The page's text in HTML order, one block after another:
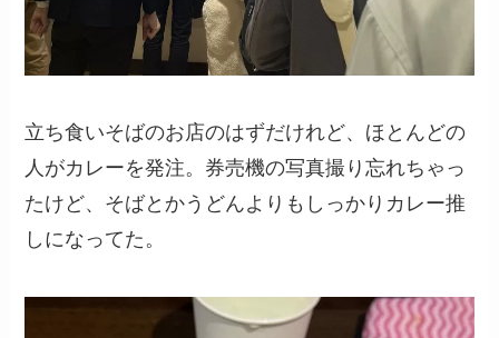
立ち食いそばのお店のはずだけれど、ほとんどの
人がカレーを発注。券売機の写真撮り忘れちゃっ
たけど、そばとかうどんよりもしっかりカレー推
しになってた。